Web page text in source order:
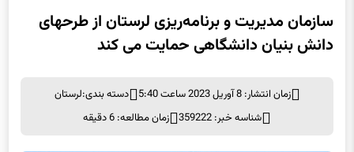
دانش بنیان دانشگاهی حمایت می کند
شناسه خبر: 359222
زمان مطالعه: 6 دقیقه